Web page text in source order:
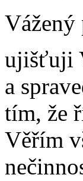
Vážený
ujišťuji
a
tím, že
Věřím